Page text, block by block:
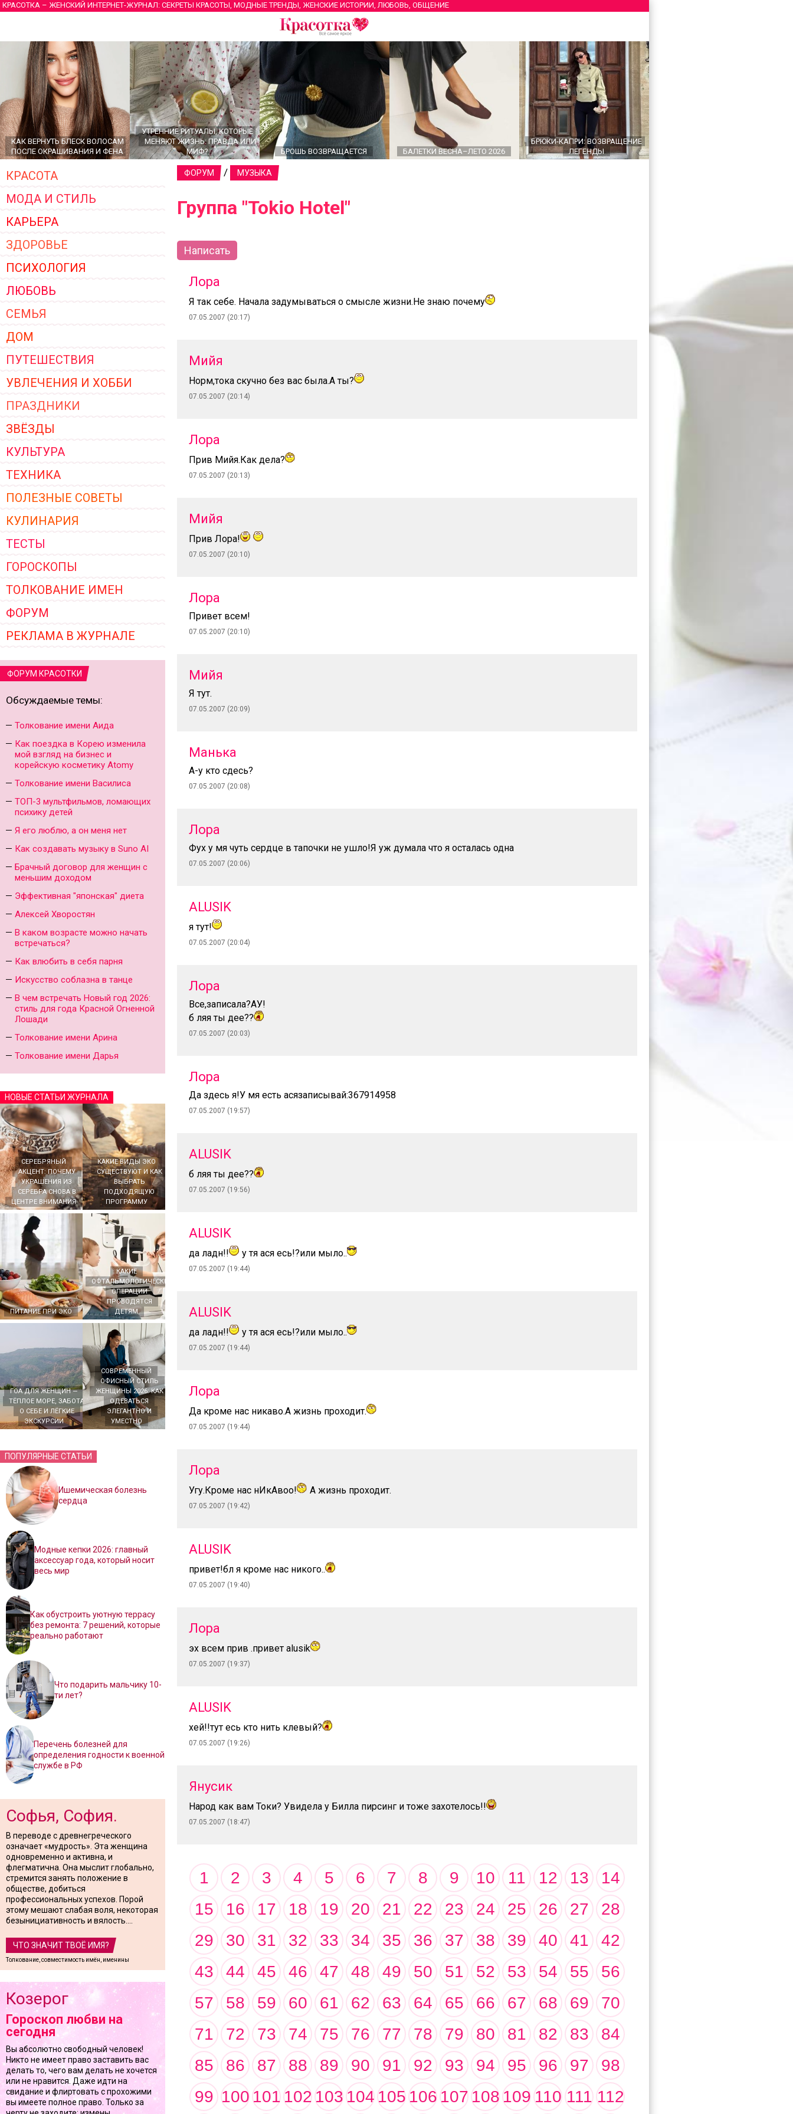
КРАСОТКА – ЖЕНСКИЙ ИНТЕРНЕТ-ЖУРНАЛ: СЕКРЕТЫ КРАСОТЫ, МОДНЫЕ ТРЕНДЫ, ЖЕНСКИЕ ИСТОРИИ, ЛЮБОВЬ, ОБЩЕНИЕ
КАК ВЕРНУТЬ БЛЕСК ВОЛОСАМ
ПОСЛЕ ОКРАШИВАНИЯ И ФЕНА
УТРЕННИЕ РИТУАЛЫ, КОТОРЫЕ
МЕНЯЮТ ЖИЗНЬ: ПРАВДА ИЛИ
МИФ?
БРОШЬ ВОЗВРАЩАЕТСЯ БАЛЕТКИ ВЕСНА–ЛЕТО 2026
БРЮКИ-КАПРИ: ВОЗВРАЩЕНИЕ
ЛЕГЕНДЫ
ГЛАВНЫЕ ТРЕНДЫ ВЕРХНЕЙ
ЖЕНСКОЙ ОДЕЖДЫ 2026
КРАСОТА
МОДА И СТИЛЬ
КАРЬЕРА
ЗДОРОВЬЕ
ПСИХОЛОГИЯ
ЛЮБОВЬ
СЕМЬЯ
ДОМ
ПУТЕШЕСТВИЯ
УВЛЕЧЕНИЯ И ХОББИ
ПРАЗДНИКИ
ЗВЁЗДЫ
КУЛЬТУРА
ТЕХНИКА
ПОЛЕЗНЫЕ СОВЕТЫ
КУЛИНАРИЯ
ТЕСТЫ
ГОРОСКОПЫ
ТОЛКОВАНИЕ ИМЕН
ФОРУМ
РЕКЛАМА В ЖУРНАЛЕ
ФОРУМ КРАСОТКИ
Обсуждаемые темы:
Толкование имени Аида
Как поездка в Корею изменила
мой взгляд на бизнес и
корейскую косметику Atomy
Толкование имени Василиса
ТОП-3 мультфильмов, ломающих
психику детей
Я его люблю, а он меня нет
Как создавать музыку в Suno AI
Брачный договор для женщин с
меньшим доходом
Эффективная "японская" диета
Алексей Хворостян
В каком возрасте можно начать
встречаться?
Как влюбить в себя парня
Искусство соблазна в танце
В чем встречать Новый год 2026:
стиль для года Красной Огненной
Лошади
Толкование имени Арина
Толкование имени Дарья
НОВЫЕ СТАТЬИ ЖУРНАЛА
СЕРЕБРЯНЫЙ
АКЦЕНТ: ПОЧЕМУ
УКРАШЕНИЯ ИЗ
СЕРЕБРА СНОВА В
ЦЕНТРЕ ВНИМАНИЯ
КАКИЕ ВИДЫ ЭКО
СУЩЕСТВУЮТ И КАК
ВЫБРАТЬ
ПОДХОДЯЩУЮ
ПРОГРАММУ
ПИТАНИЕ ПРИ ЭКО
КАКИЕ
ОФТАЛЬМОЛОГИЧЕСКИЕ
ОПЕРАЦИИ
ПРОВОДЯТСЯ
ДЕТЯМ
ГОА ДЛЯ ЖЕНЩИН —
ТЁПЛОЕ МОРЕ, ЗАБОТА
О СЕБЕ И ЛЁГКИЕ
ЭКСКУРСИИ
СОВРЕМЕННЫЙ
ОФИСНЫЙ СТИЛЬ
ЖЕНЩИНЫ 2026: КАК
ОДЕВАТЬСЯ
ЭЛЕГАНТНО И
УМЕСТНО
ПОПУЛЯРНЫЕ СТАТЬИ
Ишемическая болезнь
сердца
Модные кепки 2026: главный
аксессуар года, который носит
весь мир
Как обустроить уютную террасу
без ремонта: 7 решений, которые
реально работают
Что подарить мальчику 10-
ти лет?
Перечень болезней для
определения годности к военной
службе в РФ
Софья, София.
В переводе с древнегреческого
означает «мудрость». Эта женщина
одновременно и активна, и
флегматична. Она мыслит глобально,
стремится занять положение в
обществе, добиться
профессиональных успехов. Порой
этому мешают слабая воля, некоторая
безынициативность и вялость....
ЧТО ЗНАЧИТ ТВОЁ ИМЯ?
Толкование, совместимость имён, именины
Козерог
Гороскоп любви на
сегодня
Вы абсолютно свободный человек!
Никто не имеет право заставить вас
делать то, чего вам делать не хочется
или не нравится. Даже идти на
свидание и флиртовать с прохожими
вы имеете полное право. Только за
ФОРУМ / МУЗЫКА
Группа "Tokio Hotel"
Написать
Лора
Я так себе. Начала задумываться о смысле жизни.Не знаю почему
07.05.2007 (20:17)
Мийя
Норм,тока скучно без вас была.А ты?
07.05.2007 (20:14)
Лора
Прив Мийя.Как дела?
07.05.2007 (20:13)
Мийя
Прив Лора!
07.05.2007 (20:10)
Лора
Привет всем!
07.05.2007 (20:10)
Мийя
Я тут.
07.05.2007 (20:09)
Манька
А-у кто сдесь?
07.05.2007 (20:08)
Лора
Фух у мя чуть сердце в тапочки не ушло!Я уж думала что я осталась одна
07.05.2007 (20:06)
ALUSIK
я тут!
07.05.2007 (20:04)
Лора
Все,записала?АУ!
б ляя ты дее??
07.05.2007 (20:03)
Лора
Да здесь я!У мя есть асязаписывай:367914958
07.05.2007 (19:57)
ALUSIK
б ляя ты дее??
07.05.2007 (19:56)
ALUSIK
да ладн!! у тя ася есь!?или мыло..
07.05.2007 (19:44)
ALUSIK
да ладн!! у тя ася есь!?или мыло..
07.05.2007 (19:44)
Лора
Да кроме нас никаво.А жизнь проходит.
07.05.2007 (19:44)
Лора
Угу.Кроме нас нИкАвоо! А жизнь проходит.
07.05.2007 (19:42)
ALUSIK
привет!бл я кроме нас никого..
07.05.2007 (19:40)
Лора
эх всем прив .привет alusik
07.05.2007 (19:37)
ALUSIK
хей!!тут есь кто нить клевый?
07.05.2007 (19:26)
Янусик
Народ как вам Токи? Увидела у Билла пирсинг и тоже захотелось!!
07.05.2007 (18:47)
1 2 3 4 5 6 7 8 9 10 11 12 13
14
15
16 17 18 19 20 21 22 23 24 25 26 27
28
29
30 31 32 33 34 35 36 37 38 39 40 41
42
43
44 45 46 47 48 49 50 51 52 53 54 55
56
57
58 59 60 61 62 63 64 65 66 67 68 69
70
71
72 73 74 75 76 77 78 79 80 81 82 83
84
85
86 87 88 89 90 91 92 93 94 95 96 97
98
99 100101102103104105106107108109110 111 112